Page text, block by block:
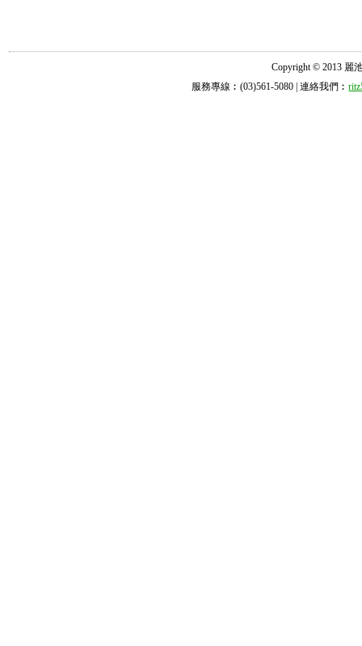
Copyright © 2013 麗
服務專線︰(03)561-5080 | 連絡我們︰